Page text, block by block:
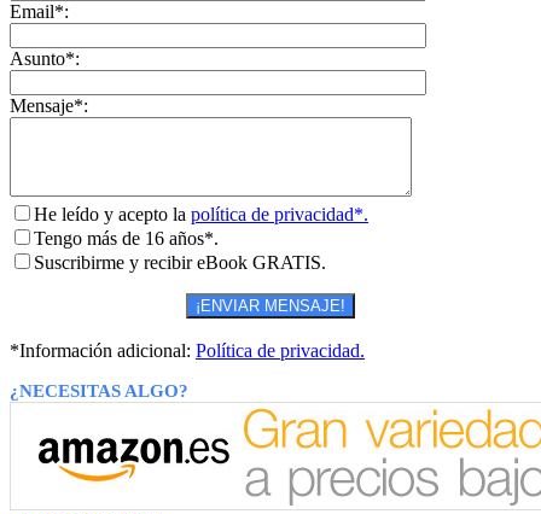
Email*:
Asunto*:
Mensaje*:
He leído y acepto la política de privacidad*.
Tengo más de 16 años*.
Suscribirme y recibir eBook GRATIS.
*Información adicional: Política de privacidad.
¿NECESITAS ALGO?